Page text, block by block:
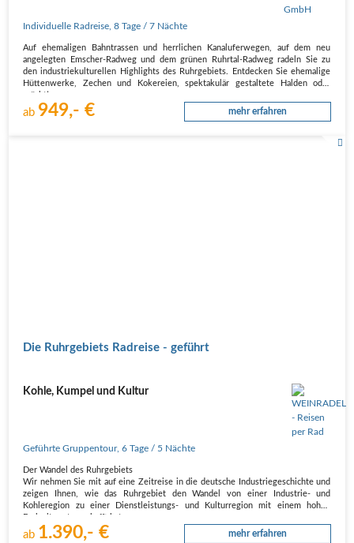
Individuelle Radreise,8 Tage/ 7 Nächte
Auf ehemaligen Bahntrassen und herrlichen Kanaluferwegen, auf dem neu
angelegten Emscher-Radweg und dem grünen Ruhrtal-Radweg radeln Sie zu
den industriekulturellen Highlights des Ruhrgebiets. Entdecken Sie ehemalige
Hüttenwerke, Zechen und Kokereien, spektakulär gestaltete Halden oder
ab 949,- € mehr erfahren
Die Ruhrgebiets Radreise - geführt
Kohle, Kumpel und Kultur
Geführte Gruppentour,6 Tage / 5 Nächte
Der Wandel des Ruhrgebiets
Wir nehmen Sie mit auf eine Zeitreise in die deutsche Industriegeschichte und
zeigen Ihnen, wie das Ruhrgebiet den Wandel von einer Industrie- und
Kohleregion zu einer Dienstleistungs- und Kulturregion mit einem hohen
Unterwegs im grünen Revier
ab 1.390,- € mehr erfahren